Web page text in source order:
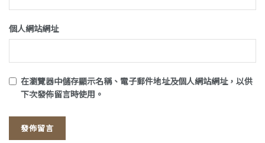
個人網站網址
在瀏覽器中儲存顯示名稱、電子郵件地址及個人網站網址，以供
下次發佈留言時使用。